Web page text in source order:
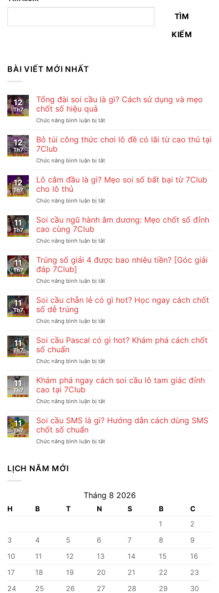
TÌM
KIẾM
BÀI VIẾT MỚI NHẤT
12
Th7
Tổng đài soi cầu là gì? Cách sử dụng và mẹo
chốt số hiệu quả
Chức năng bình luận bị tắtở
đài
soi
là
Cách
và
chốt
quả
12
Th7
Bỏ túi công thức chơi lô đề có lãi từ cao thủ tại
7Club
Chức năng bình luận bị tắtở
túi
công
chơi
đề
từ
thủ
12
Th7
Lô câm đầu là gì? Mẹo soi số bất bại từ 7Club
cho lô thủ
Chức năng bình luận bị tắtở
câm
gì?
soi
bại
7Club
thủ
11
Th7
Soi cầu ngũ hành âm dương: Mẹo chốt số đỉnh
cao cùng 7Club
Chức năng bình luận bị tắtở
cầu
ngũ
âm
Mẹo
chốt
đỉnh
cùng
11
Th7
Trúng số giải 4 được bao nhiêu tiền? [Góc giải
đáp 7Club]
Chức năng bình luận bị tắtở
số
giải
được
nhiêu
tiền?
giải
7Club]
11
Th7
Soi cầu chẵn lẻ có gì hot? Học ngay cách chốt
số dễ trúng
Chức năng bình luận bị tắtở
cầu
chẵn
có
hot?
cách
số
11
Th7
Soi cầu Pascal có gì hot? Khám phá cách chốt
số chuẩn
Chức năng bình luận bị tắtở
cầu
Pascal
gì
Khám
chốt
11
Th7
Khám phá ngay cách soi cầu lô tam giác đỉnh
cao tại 7Club
Chức năng bình luận bị tắtở
phá
soi
cao
tại
11
Th7
Soi cầu SMS là gì? Hướng dẫn cách dùng SMS
chốt số chuẩn
Chức năng bình luận bị tắtở
Hướng
dẫn
LỊCH NĂM MỚI
Tháng 8 2026
H B T N S B
C
1
2
3
4 5 6 7 8
9
10
11 12 13 14 15
16
17
18 19 20 21 22
23
24
25 26 27 28 29
30